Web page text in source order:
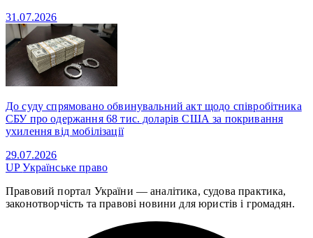
31.07.2026
До суду спрямовано обвинувальний акт щодо співробітника
СБУ про одержання 68 тис. доларів США за покривання
ухилення від мобілізації
29.07.2026
UPУкраїнське право
Правовий портал України — аналітика, судова практика,
законотворчість та правові новини для юристів і громадян.